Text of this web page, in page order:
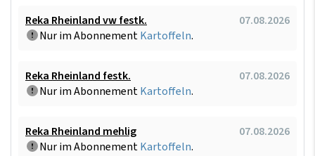
Reka Rheinland vw festk.
07.08.2026
Nur im AbonnementKartoffeln.
Reka Rheinland festk.
07.08.2026
Nur im AbonnementKartoffeln.
Reka Rheinland mehlig
07.08.2026
Nur im AbonnementKartoffeln.